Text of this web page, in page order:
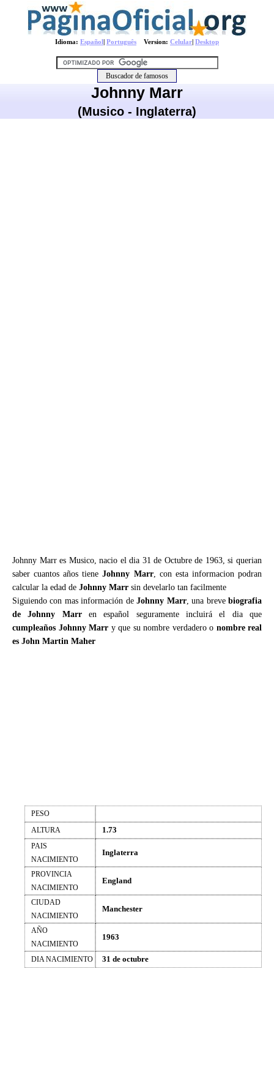
Idioma: Español| Português Version: Celular| Desktop
Johnny Marr
(Musico - Inglaterra)
Johnny Marr es Musico, nacio el dia 31 de Octubre de 1963, si querian
saber cuantos años tieneJohnny Marr, con esta informacion podran
calcular la edad de Johnny Marr sin develarlo tan facilmente
Siguiendo con mas información deJohnny Marr, una brevebiografia
de Johnny Marren español seguramente incluirá el dia que
cumpleaños Johnny Marr y que su nombre verdadero o nombre real
es John Martin Maher
PESO
ALTURA
1.73
PAIS
NACIMIENTO
Inglaterra
PROVINCIA
NACIMIENTO
England
CIUDAD
NACIMIENTO
Manchester
AÑO
NACIMIENTO
1963
DIA NACIMIENTO 31 de octubre